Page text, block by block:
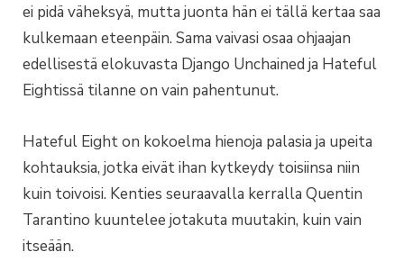
ei pidä väheksyä, mutta juonta hän ei tällä kertaa saa
kulkemaan eteenpäin. Sama vaivasi osaa ohjaajan
edellisestä elokuvasta Django Unchained ja Hateful
Eightissä tilanne on vain pahentunut.
Hateful Eight on kokoelma hienoja palasia ja upeita
kohtauksia, jotka eivät ihan kytkeydy toisiinsa niin
kuin toivoisi. Kenties seuraavalla kerralla Quentin
Tarantino kuuntelee jotakuta muutakin, kuin vain
itseään.